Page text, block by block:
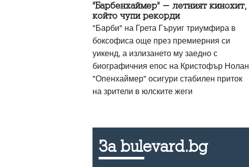
"Барбенхаймер" - летният кинохит,
който чупи рекорди
"Барби" на Грета Гъруиг триумфира в
боксофиса още през премиерния си
уикенд, а излизането му заедно с
биографичния епос на Кристофър Нолан
"Опенхаймер" осигури стабилен приток
на зрители в юлските жеги
За bulevard.bg